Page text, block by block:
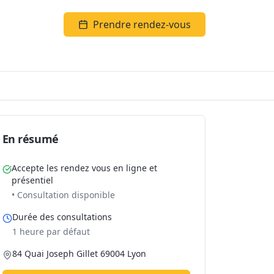
Prendre rendez-vous
En résumé
Accepte les rendez vous en ligne et
présentiel
• Consultation disponible
Durée des consultations
1 heure par défaut
84 Quai Joseph Gillet 69004 Lyon